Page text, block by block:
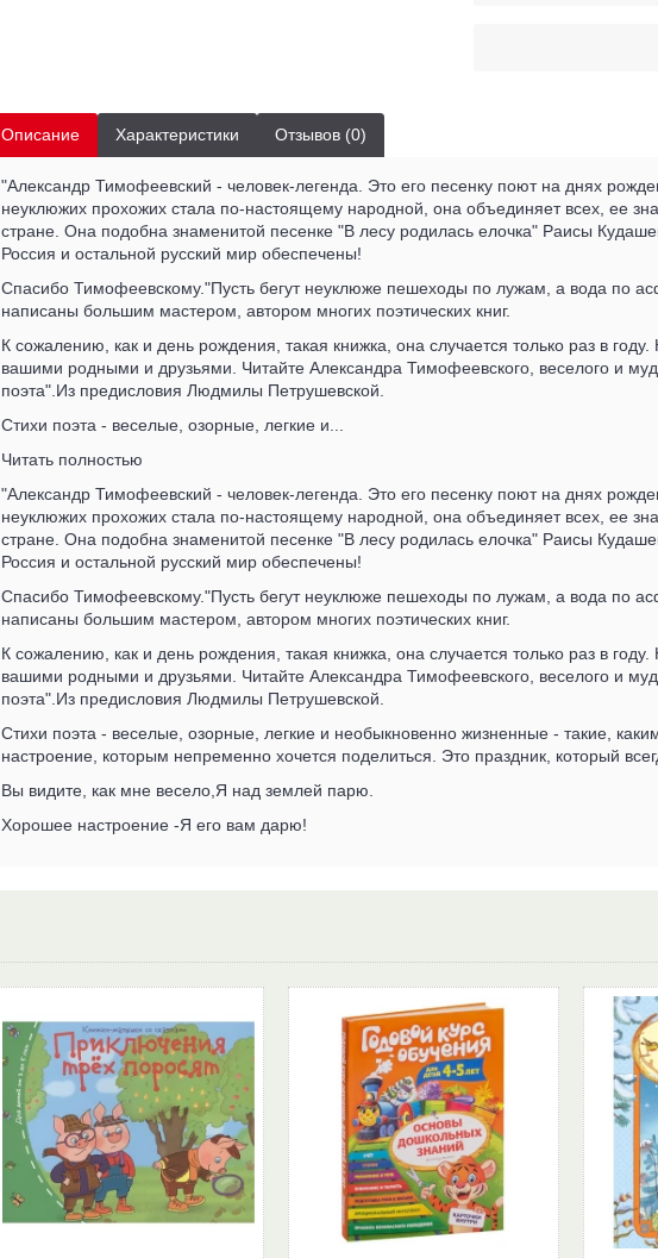
Описание Характеристики Отзывов (0)
"Александр Тимофеевский - человек-легенда. Это его песенку поют на днях
неуклюжих прохожих стала по-настоящему народной, она объединяет всех, ее
стране. Она подобна знаменитой песенке "В лесу родилась елочка" Раисы
Россия и остальной русский мир обеспечены!
Спасибо Тимофеевскому."Пусть бегут неуклюже пешеходы по лужам, а вода по
написаны большим мастером, автором многих поэтических книг.
К сожалению, как и день рождения, такая книжка, она случается только раз в
вашими родными и друзьями. Читайте Александра Тимофеевского, веселого и
поэта".Из предисловия Людмилы Петрушевской.
Стихи поэта - веселые, озорные, легкие и...
Читать полностью
"Александр Тимофеевский - человек-легенда. Это его песенку поют на днях
неуклюжих прохожих стала по-настоящему народной, она объединяет всех, ее
стране. Она подобна знаменитой песенке "В лесу родилась елочка" Раисы
Россия и остальной русский мир обеспечены!
Спасибо Тимофеевскому."Пусть бегут неуклюже пешеходы по лужам, а вода по
написаны большим мастером, автором многих поэтических книг.
К сожалению, как и день рождения, такая книжка, она случается только раз в
вашими родными и друзьями. Читайте Александра Тимофеевского, веселого и
поэта".Из предисловия Людмилы Петрушевской.
Стихи поэта - веселые, озорные, легкие и необыкновенно жизненные - такие,
настроение, которым непременно хочется поделиться. Это праздник, который
Вы видите, как мне весело,Я над землей парю.
Хорошее настроение -Я его вам дарю!